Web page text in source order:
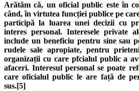
Arătăm că, un oficial public este în
când, în virtutea funcției publice pe
participă la luarea unei decizii cu
interes personal. Interesele private
include un beneficiu pentru sine sau
rudele sale apropiate, pentru
organizații cu care pfcialul public a
afaceri. Interesul personal se poate
care oficialul public le are față de
sus.[5]